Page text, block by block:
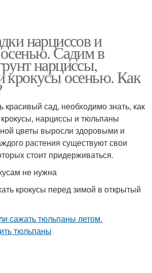
нарциссов и
Садим в
нарциссы,
крокусы осенью. Как
сад, необходимо знать, как
нарциссы и тюльпаны
цветы выросли здоровыми и
растения существуют свои
стоит придерживаться.
не нужна
крокусы перед зимой в открытый